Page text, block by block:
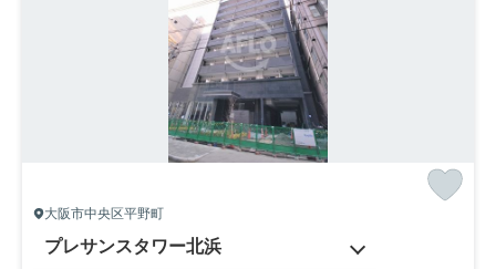
大阪市中央区平野町
プレサンスタワー北浜